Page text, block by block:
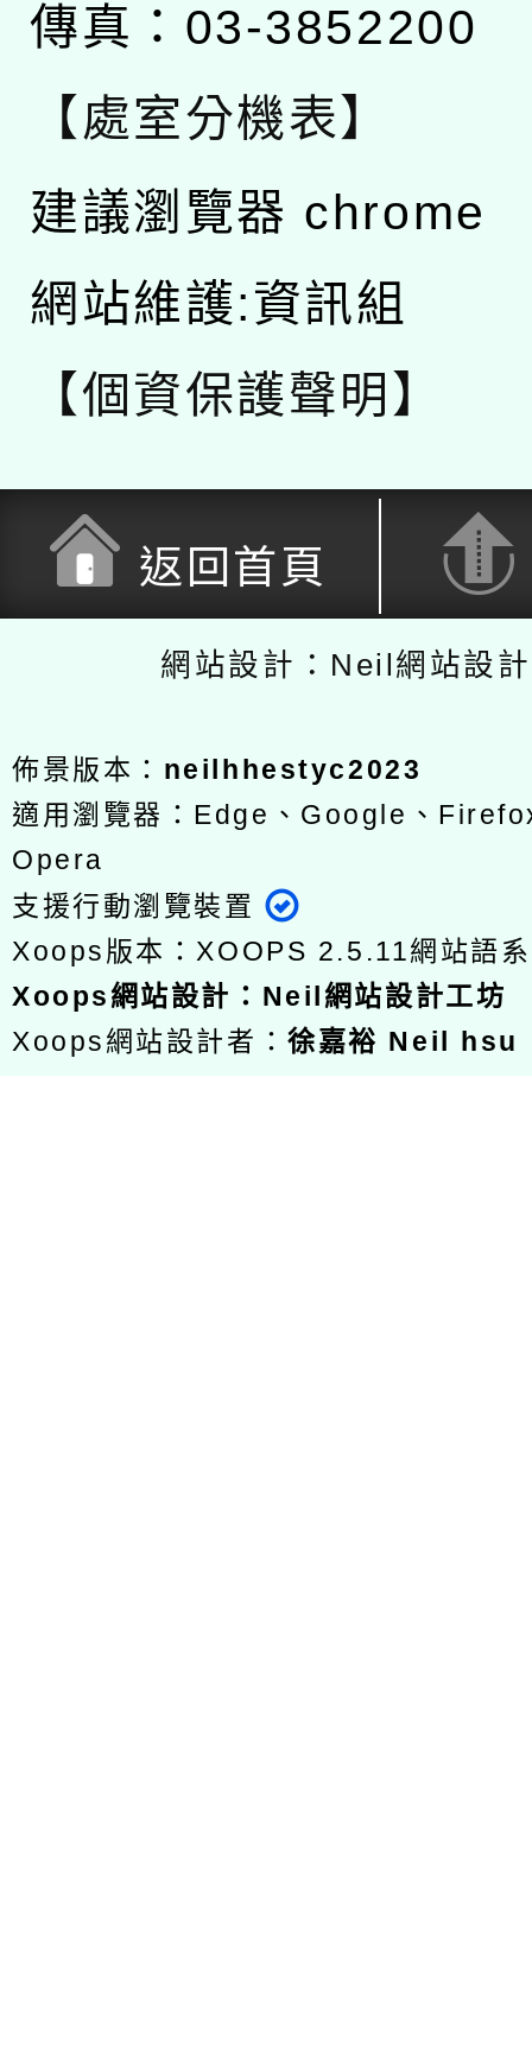
傳真：03-3852200
【處室分機表】
建議瀏覽器 chrome
網站維護:資訊組
【個資保護聲明】
返回首頁
網站設計：Neil網站設
佈景版本： neilhhestyc2023
適用瀏覽器：Edge、Google、
Opera
支援行動瀏覽裝置
Xoops版本：XOOPS 2.5.11網站語
Xoops網站設計 ： Neil網站設計工坊
Xoops網站設計者：徐嘉裕 Neil hsu